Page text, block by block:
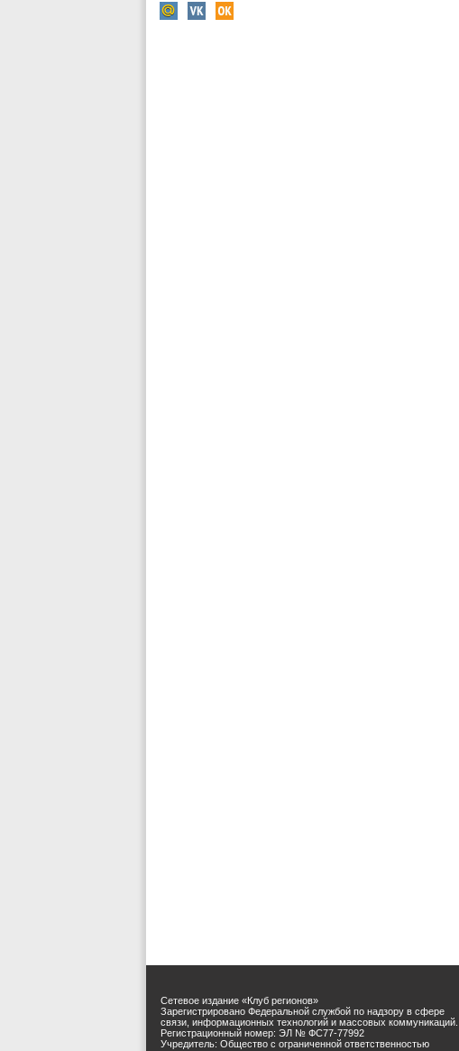
Сетевое издание «Клуб регионов»
Зарегистрировано Федеральной службой по надзору в сфере
связи, информационных технологий и массовых коммуникаций.
Регистрационный номер: ЭЛ № ФС77-77992
Учредитель: Общество с ограниченной ответственностью